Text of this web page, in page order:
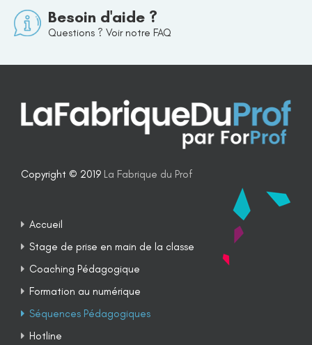
Besoin d'aide ?
Questions ? Voir notre FAQ
Copyright © 2019 La Fabrique du Prof
Accueil
Stage de prise en main de la classe
Coaching Pédagogique
Formation au numérique
Séquences Pédagogiques
Hotline